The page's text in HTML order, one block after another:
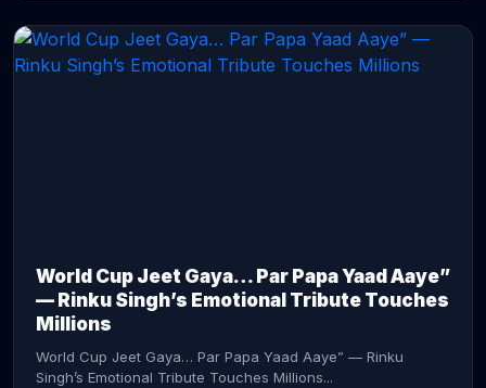
World Cup Jeet Gaya… Par Papa Yaad Aaye”
— Rinku Singh’s Emotional Tribute Touches
Millions
World Cup Jeet Gaya… Par Papa Yaad Aaye” — Rinku
Singh’s Emotional Tribute Touches Millions...